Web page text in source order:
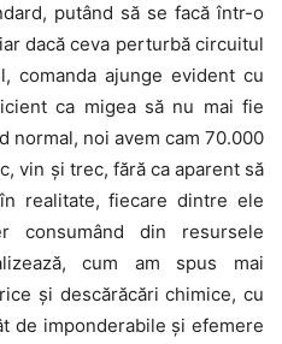
putând să se facă într-o
dacă ceva perturbă circuitul
comanda ajunge evident cu
ca migea să nu mai fie
normal, noi avem cam 70.000
vin și trec, fără ca aparent să
realitate, fiecare dintre ele
consumând din resursele
cum am spus mai
și descărăcări chimice, cu
de imponderabile și efemere